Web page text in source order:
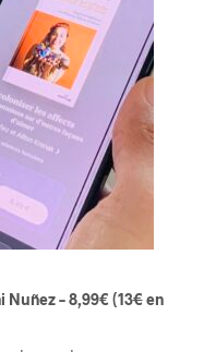
Nuñez – 8,99€ (13€en